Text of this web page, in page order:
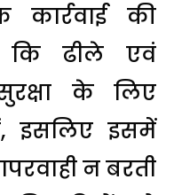
कार्रवाई की
कि ढीले एवं
के लिए
इसलिए इसमें
न बरती